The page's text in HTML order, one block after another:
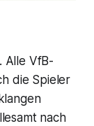
Alle VfB-
die Spieler
nach